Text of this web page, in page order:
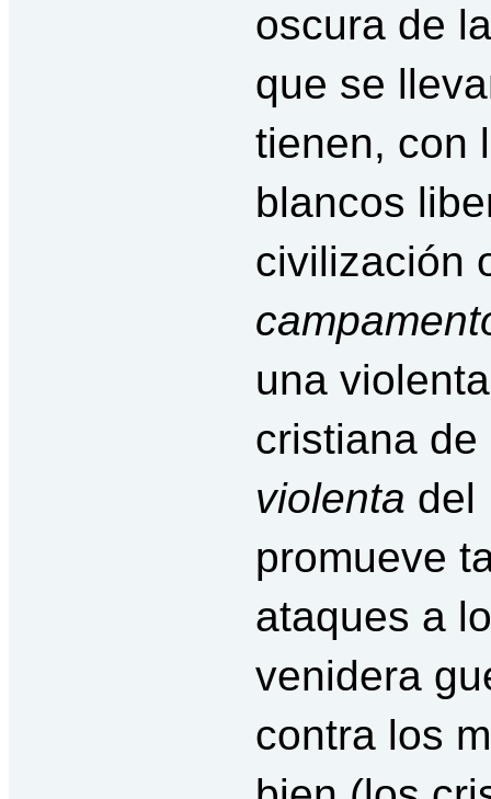
oscura de
que se
tienen, con
blancos
civilización
una
cristiana
violenta del
promueve
ataques a
venidera
contra los